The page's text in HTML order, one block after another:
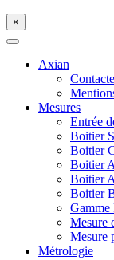
×
Axian
Mesures
Entrée
Boitier
Boitier
Boitier
Boitier
Boitier
Gamme
Mesure
Mesure
Métrologie